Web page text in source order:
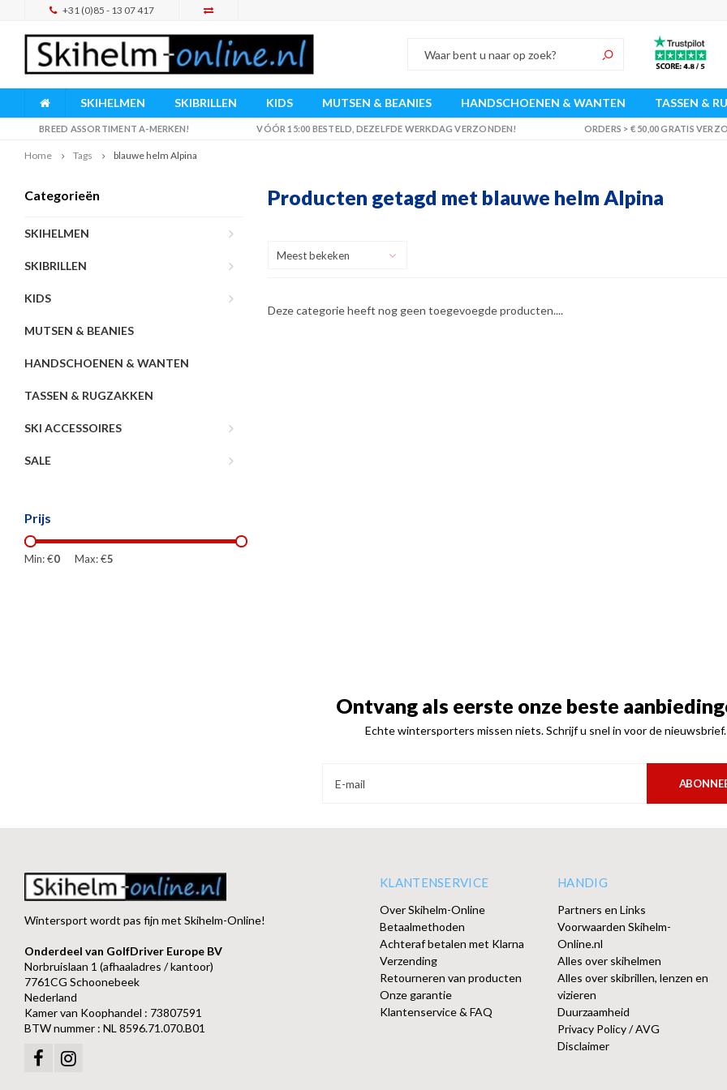
+31 (0)85 - 13 07 417
SKIHELMEN SKIBRILLEN KIDS MUTSEN & BEANIES HANDSCHOENEN & WANTEN TASSEN &
BREED ASSORTIMENT A-MERKEN! VÓÓR 15:00 BESTELD, DEZELFDE WERKDAG VERZONDEN! ORDERS > € 50,00 GRATIS
Home Tags blauwe helm Alpina
Categorieën
SKIHELMEN
SKIBRILLEN
KIDS
MUTSEN & BEANIES
HANDSCHOENEN & WANTEN
TASSEN & RUGZAKKEN
SKI ACCESSOIRES
SALE
Prijs
Min: €0 Max: €5
Producten getagd met blauwe helm Alpina
Meest bekeken
Deze categorie heeft nog geen toegevoegde producten....
Ontvang als eerste onze beste
Echte wintersporters missen niets. Schrijf u snel in voor de nieuwsbrief.
Wintersport wordt pas fijn met Skihelm-Online!
Onderdeel van GolfDriver Europe BV
Norbruislaan 1 (afhaaladres / kantoor)
7761CG Schoonebeek
Nederland
Kamer van Koophandel : 73807591
BTW nummer : NL 8596.71.070.B01
KLANTENSERVICE
Over Skihelm-Online
Betaalmethoden
Achteraf betalen met Klarna
Verzending
Retourneren van producten
Onze garantie
Klantenservice & FAQ
HANDIG
Partners en Links
Voorwaarden Skihelm-
Online.nl
Alles over skihelmen
Alles over skibrillen, lenzen en
vizieren
Duurzaamheid
Privacy Policy / AVG
Disclaimer